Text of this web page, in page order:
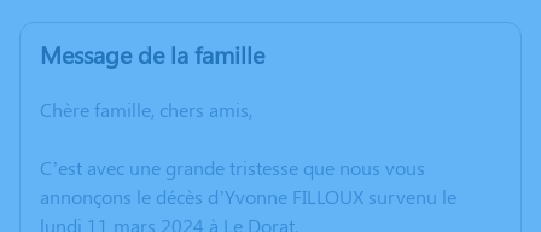
Message de la famille
Chère famille, chers amis,
C’est avec une grande tristesse que nous vous
annonçons le décès d’Yvonne FILLOUX survenu le
lundi 11 mars 2024 à Le Dorat.